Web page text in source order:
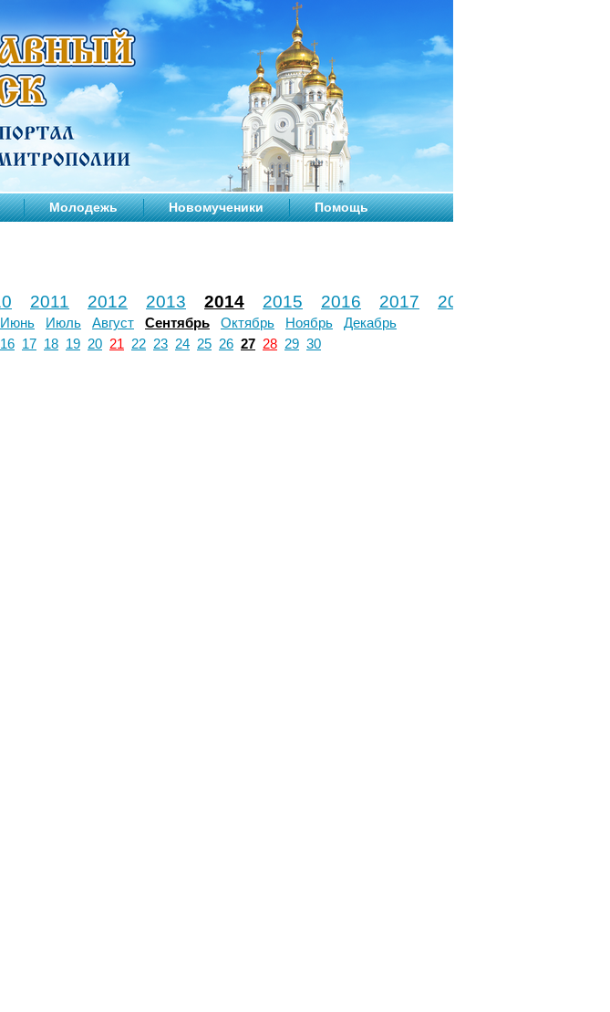
Молодежь Новомученики Помощь
2011 2012 2013 2014 2015 2016 2017 2018
Июнь Июль Август Сентябрь Октябрь Ноябрь
Декабрь
16 17 18 19 20 21 22 23 24 25 26 27 28 29 30